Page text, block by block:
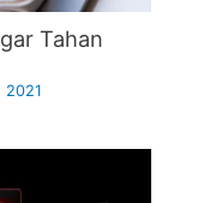
Tahan
2021